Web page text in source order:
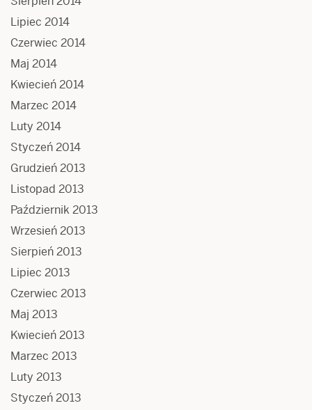
Lipiec 2014
Czerwiec 2014
Maj 2014
Kwiecień 2014
Marzec 2014
Luty 2014
Styczeń 2014
Grudzień 2013
Listopad 2013
Październik 2013
Wrzesień 2013
Sierpień 2013
Lipiec 2013
Czerwiec 2013
Maj 2013
Kwiecień 2013
Marzec 2013
Luty 2013
Styczeń 2013